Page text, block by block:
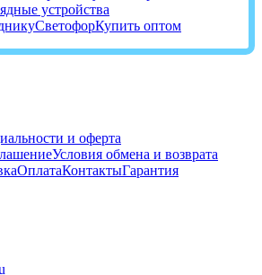
устройства
СветофорКупить оптом
и оферта
Условия обмена и возврата
ОплатаКонтактыГарантия